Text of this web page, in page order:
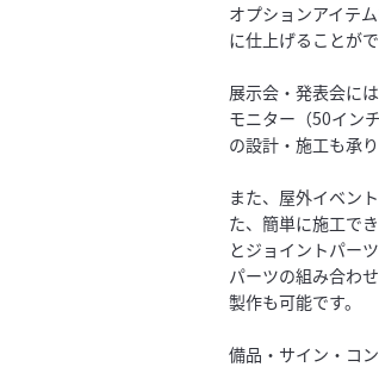
オプションアイテ
に仕上げることがで
展示会・発表会に
モニター（50イン
の設計・施工も承り
また、屋外イベン
た、簡単に施工で
とジョイントパー
パーツの組み合わ
製作も可能です。
備品・サイン・コ